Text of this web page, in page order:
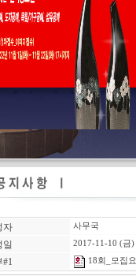
자 사무국
일 2017-11-10 (금)
#1 18회_모집